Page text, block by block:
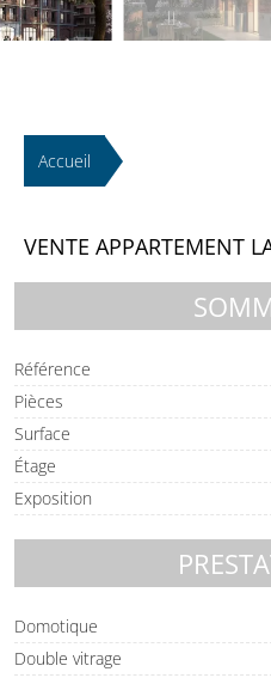
Accueil
VENTE APPARTEMENT
Référence
Pièces
Surface
Étage
Exposition
Domotique
Double vitrage